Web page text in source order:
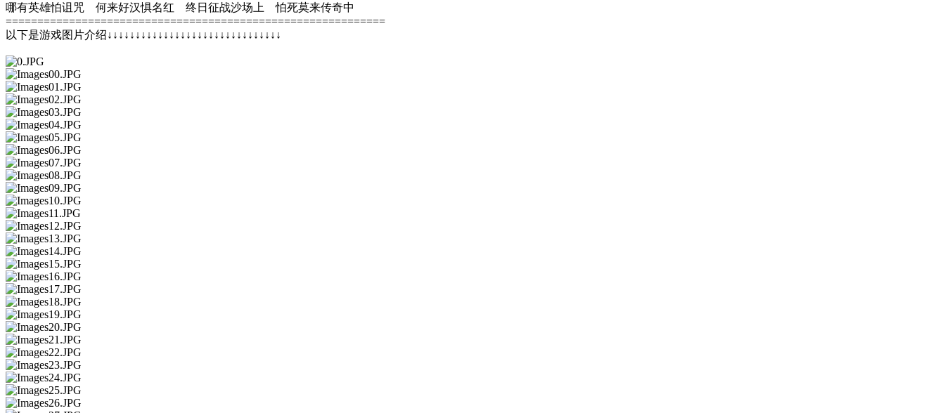
哪有英雄怕诅咒 何来好汉惧名红 终日征战沙场上 怕死莫来传奇中
============================================================
以下是游戏图片介绍↓↓↓↓↓↓↓↓↓↓↓↓↓↓↓↓↓↓↓↓↓↓↓↓↓↓↓↓↓↓↓